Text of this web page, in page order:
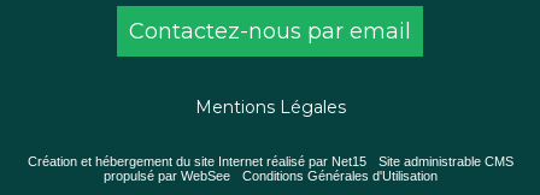
Contactez-nous par email
Mentions Légales
Création et hébergement du site Internet réalisé par Net15- Site administrable CMS
propulsé par WebSee- Conditions Générales d'Utilisation